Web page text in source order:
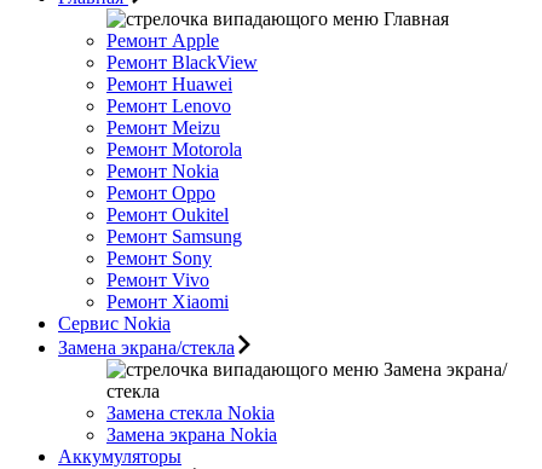
Главная
Ремонт Apple
Ремонт BlackView
Ремонт Huawei
Ремонт Lenovo
Ремонт Meizu
Ремонт Motorоla
Ремонт Nokia
Ремонт Oppo
Ремонт Oukitel
Ремонт Samsung
Ремонт Sony
Ремонт Vivo
Ремонт Xiaomi
Сервис Nokia
Замена экрана/стекла
Замена экрана/
стекла
Замена стекла Nokia
Замена экрана Nokia
Аккумуляторы